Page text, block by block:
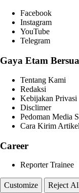
Facebook
Instagram
YouTube
Telegram
Gaya Etam
Tentang Kami
Redaksi
Kebijakan Privasi
Disclimer
Pedoman Media
Cara Kirim Artikel
Career
Reporter Trainee
Customize Reject